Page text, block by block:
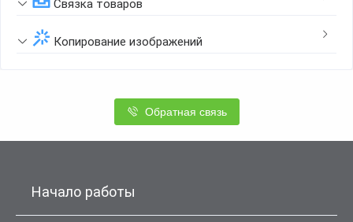
Связка товаров
Копирование изображений
Обратная связь
Начало работы